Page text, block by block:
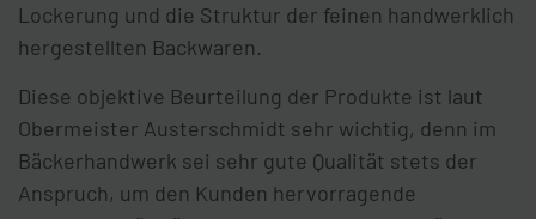
Lockerung und die Struktur der feinen handwerklich
hergestellten Backwaren.
Diese objektive Beurteilung der Produkte ist laut
Obermeister Austerschmidt sehr wichtig, denn im
Bäckerhandwerk sei sehr gute Qualität stets der
Anspruch, um den Kunden hervorragende